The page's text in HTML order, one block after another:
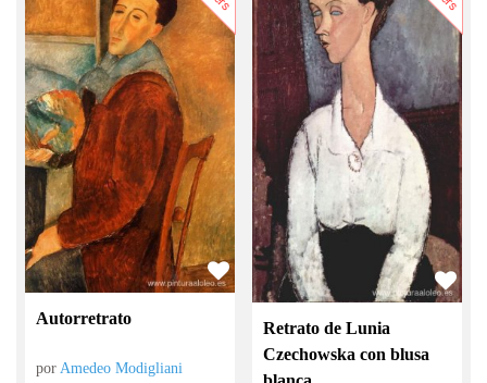
Autorretrato
por Amedeo Modigliani
Retrato de Lunia
Czechowska con blusa